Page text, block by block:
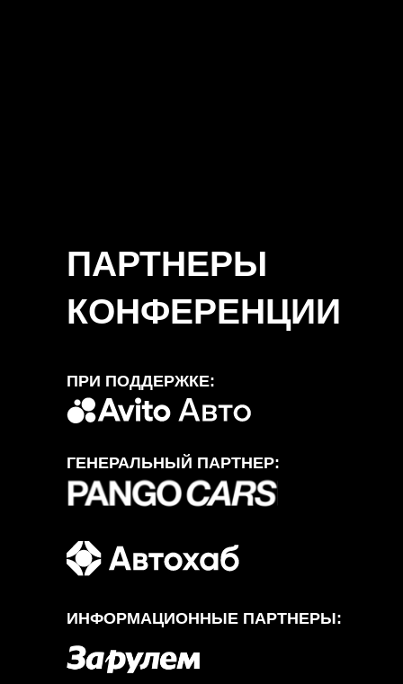
ПАРТНЕРЫ
КОНФЕРЕНЦИИ
ПРИ ПОДДЕРЖКЕ:
ИНФОРМАЦИОННЫЕ ПАРТНЕРЫ:
ГЕНЕРАЛЬНЫЙ ПАРТНЕР: